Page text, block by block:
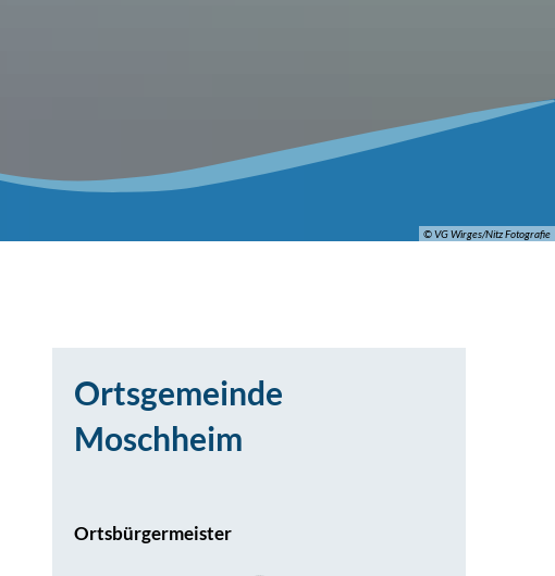
© VG Wirges/Nitz Fotografie
Ortsgemeinde
Moschheim
Ortsbürgermeister